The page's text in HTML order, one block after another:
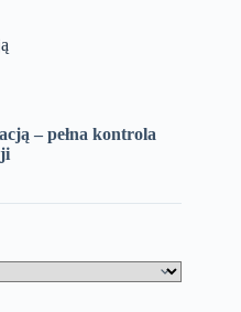
– pełna kontrola